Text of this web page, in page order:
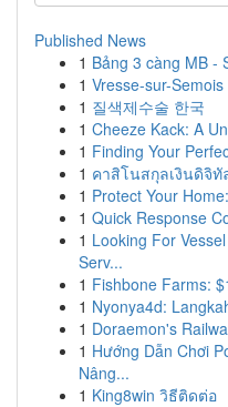
Published News
1 Bảng 3 càng MB -
1 Vresse-sur-
1 질색제수술 한국
1 Cheeze Kack: A
1 Finding Your
1 คาสิโนสกุลเงินดิจิ
1 Protect Your
1 Quick Response
1 Looking For
Serv...
1 Fishbone Farms:
1 Nyonya4d:
1 Doraemon's
1 Hướng Dẫn Chơi
Nâng...
1 King8win วิธีติดต่อ